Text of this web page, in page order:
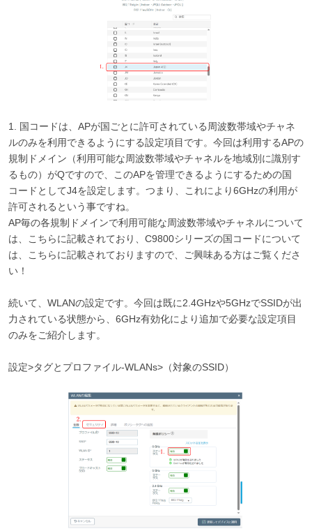
1. 国コードは、APが国ごとに許可されている周波数帯域やチャネ
ルのみを利用できるようにする設定項目です。今回は利用するAPの
規制ドメイン（利用可能な周波数帯域やチャネルを地域別に識別す
るもの）がQですので、このAPを管理できるようにするための国
コードとしてJ4を設定します。つまり、これにより6GHzの利用が
許可されるという事ですね。
AP毎の各規制ドメインで利用可能な周波数帯域やチャネルについて
は、こちらに記載されており、C9800シリーズの国コードについて
は、こちらに記載されておりますので、ご興味ある方はご覧くださ
い！
続いて、WLANの設定です。今回は既に2.4GHzや5GHzでSSIDが出
力されている状態から、6GHz有効化により追加で必要な設定項目
のみをご紹介します。
設定>タグとプロファイル-WLANs>（対象のSSID）